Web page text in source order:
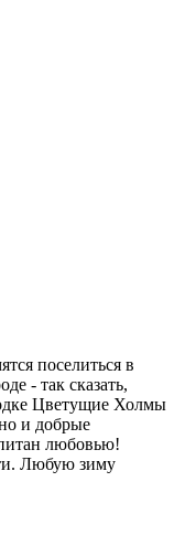
поселиться в
- так сказать,
Цветущие Холмы
и добрые
любовью!
Любую зиму